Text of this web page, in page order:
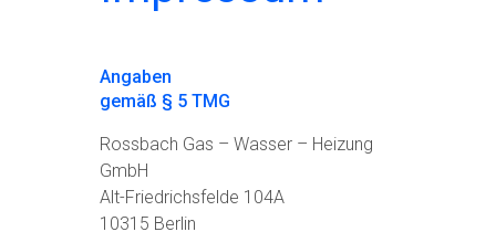
Angaben
gemäß § 5 TMG
Rossbach Gas – Wasser – Heizung
GmbH
Alt-Friedrichsfelde 104A
10315 Berlin